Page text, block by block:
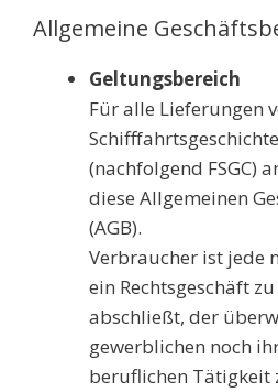
Allgemeine
Geltungsbereich
Für alle Lieferungen
(nachfolgend FSGC)
diese Allgemeinen
(AGB).
Verbraucher ist jede
ein Rechtsgeschäft
abschließt, der
gewerblichen noch
beruflichen Tätigkeit